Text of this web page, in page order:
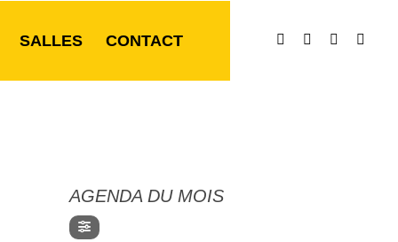
SALLES CONTACT
AGENDA DU MOIS